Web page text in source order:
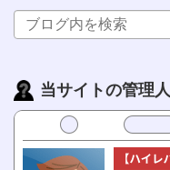
当サイトの管理